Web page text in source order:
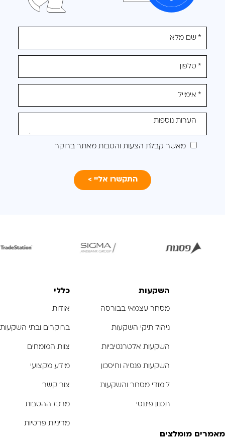
אנא
מלאו
את
טופס
לקבלת
הצעה
מותאמת
מאשר קבלת הצעות והטבות מאתר ברוקר
לפתיחת
לפתיחת
השקעות
מסחר עצמאי בבורסה
ניהול תיקי השקעות
השקעות אלטרנטיביות
השקעות פנסיה וחיסכון
לימודי מסחר והשקעות
תכנון פיננסי
כללי
אודות
ברוקרים ובתי השקעות
צוות המומחים
מידע מקצועי
צור קשר
מרכז ההטבות
מדיניות פרטיות
מאמרים מומלצים